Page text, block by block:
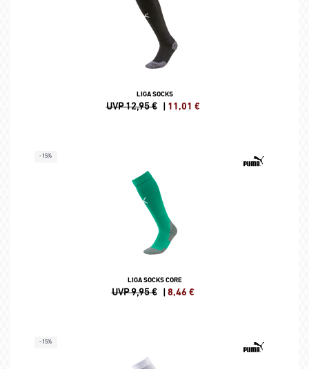
LIGA SOCKS
UVP 12,95 € | 11,01 €
-15%
LIGA SOCKS CORE
UVP 9,95 € | 8,46 €
-15%